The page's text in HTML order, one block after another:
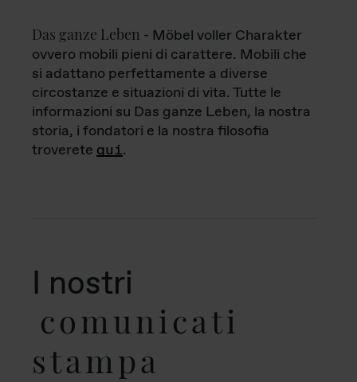
Das ganze Leben - Möbel voller Charakter
ovvero mobili pieni di carattere. Mobili che
si adattano perfettamente a diverse
circostanze e situazioni di vita. Tutte le
informazioni su Das ganze Leben, la nostra
storia, i fondatori e la nostra filosofia
troverete qui.
I nostri
comunicati
stampa